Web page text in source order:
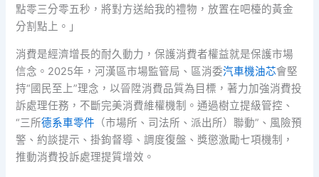
點零三分零五秒，將對方送給我的禮物，放置在吧檯的黃金
分割點上。」
消費是經濟增長的耐久動力，保護消費者權益就是保護市場
信念。2025年，河漢區市場監管局、區消委汽車機油芯會堅
持“國民至上”理念，以晉陞消費品質為目標，著力加強消費投
訴處理任務，不斷完美消費維權機制。通過樹立提級管控、
“三所德系車零件 （市場所、司法所、派出所）聯動”、風險預
警、約談提示、掛鉤督導、調度復盤、獎懲激勵七項機制，
推動消費投訴處理提質增效。